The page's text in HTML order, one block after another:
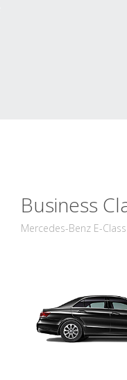
Business
Mercedes-Benz E-